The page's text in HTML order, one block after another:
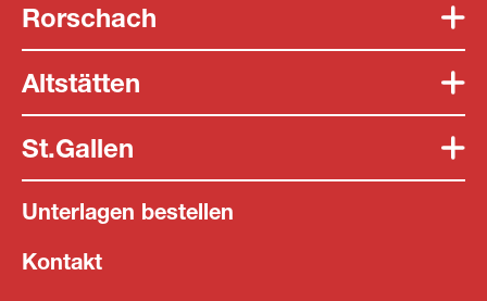
Rorschach
Altstätten
St.Gallen
Unterlagen bestellen
Kontakt